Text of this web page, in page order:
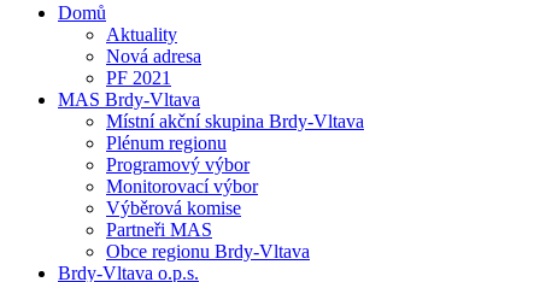
Domů
Aktuality
Nová adresa
PF 2021
MAS Brdy-Vltava
Místní akční skupina Brdy-Vltava
Plénum regionu
Programový výbor
Monitorovací výbor
Výběrová komise
Partneři MAS
Obce regionu Brdy-Vltava
Brdy-Vltava o.p.s.